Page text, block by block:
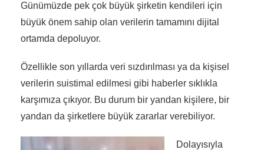
Günümüzde pek çok büyük şirketin kendileri için
büyük önem sahip olan verilerin tamamını dijital
ortamda depoluyor.
Özellikle son yıllarda veri sızdırılması ya da kişisel
verilerin suistimal edilmesi gibi haberler sıklıkla
karşımıza çıkıyor. Bu durum bir yandan kişilere, bir
yandan da şirketlere büyük zararlar verebiliyor.
Dolayısıyla